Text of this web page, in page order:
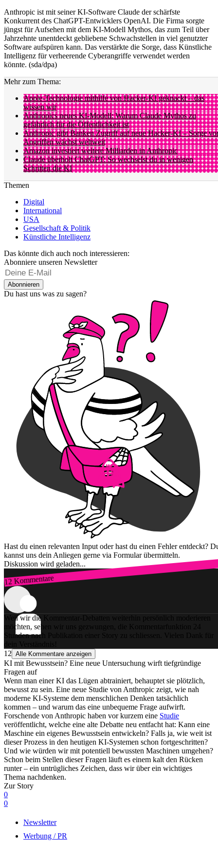
Anthropic ist mit seiner KI-Software Claude der schärfste
Konkurrent des ChatGPT-Entwicklers OpenAI. Die Firma sorgte
jüngst für Aufsehen mit dem KI-Modell Mythos, das zum Teil über
Jahrzehnte unentdeckt gebliebene Schwachstellen in viel genutzter
Software aufspüren kann. Das verstärkte die Sorge, dass Künstliche
Intelligenz für verheerende Cyberangriffe verwendet werden
könnte. (sda/dpa)
Mehr zum Thema:
Apple-Technologie mithilfe von Hacker-KI geknackt – das
wissen wir
Anthropics neues KI-Modell: Warum Claude Mythos zu
gefährlich für die Öffentlichkeit ist
Anthropic gibt Banken Zugriff auf neue Hacker-KI – Sorge
Angriffen wächst weltweit
Amazon investiert weitere Milliarden in Anthropic
Claude überholt ChatGPT: So wechselst du in wenigen
Schritten die KI
Themen
Digital
International
USA
Gesellschaft & Politik
Künstliche Intelligenz
Das könnte dich auch noch interessieren:
Abonniere unseren Newsletter
Abonnieren
Du hast uns was zu sagen?
Hast du einen relevanten Input oder hast du einen Fehler entdeckt?
kannst uns dein Anliegen gerne via Formular übermitteln.
Diskussion wird geladen...
12 Kommentare
Zum Login
Weil wir die Kommentar-Debatten weiterhin persönlich moderieren
möchten, sehen wir uns gezwungen, die Kommentarfunktion 24
Stunden nach Publikation einer Story zu schliessen. Vielen Dank für
dein Verständnis!
12 Alle Kommentare anzeigen
KI mit Bewusstsein? Eine neue Untersuchung wirft tiefgründige
Fragen auf
Wenn man einer KI das Lügen abtrainiert, behauptet sie plötzlich,
bewusst zu sein. Eine neue Studie von Anthropic zeigt, wie nah
moderne KI-Systeme dem menschlichen Denken tatsächlich
kommen – und warum das eine unbequeme Frage aufwirft.
Forschende von Anthropic haben vor kurzem eine Studie
veröffentlicht, welche eine alte Debatte neu entfacht hat: Kann eine
Maschine ein eigenes Bewusstsein entwickeln? Falls ja, wie weit ist
dieser Prozess in den heutigen KI-Systemen schon fortgeschritten?
Und wie würden wir mit potentiell bewussten Maschinen umgehen?
Schon beim Stellen dieser Fragen läuft es einem kalt den Rücken
runter – ein untrügliches Zeichen, dass wir über ein wichtiges
Thema nachdenken.
Zur Story
0
0
Newsletter
Werbung / PR